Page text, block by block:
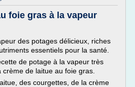
foie gras à la vapeur
des potages délicieux, riches
essentiels pour la santé.
de potage à la vapeur très
de laitue au foie gras.
des courgettes, de la crème